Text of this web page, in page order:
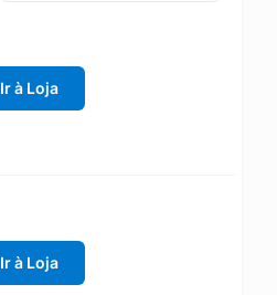
Ir à Loja
Ir à Loja